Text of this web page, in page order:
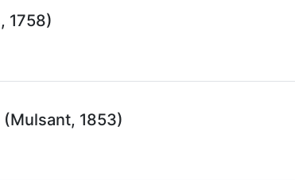
1758)
(Mulsant, 1853)